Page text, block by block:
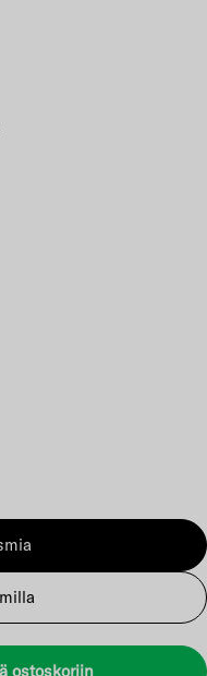
ostoskoriin